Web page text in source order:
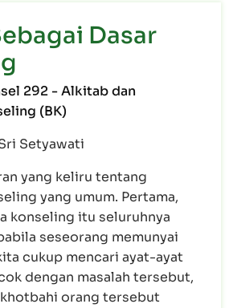
Dasar
292 - Alkitab dan
(BK)
Setyawati
yang keliru tentang
yang umum. Pertama,
konseling itu seluruhnya
seseorang memunyai
cukup mencari ayat-ayat
dengan masalah tersebut,
orang tersebut